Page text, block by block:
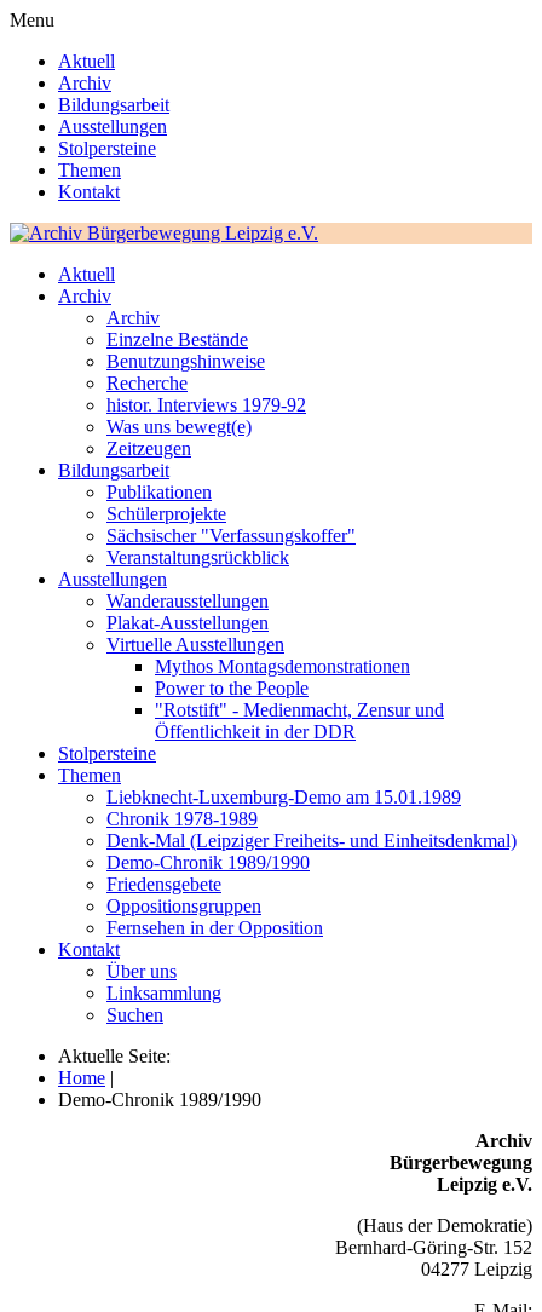
Menu
Aktuell
Archiv
Bildungsarbeit
Ausstellungen
Stolpersteine
Themen
Kontakt
Aktuell
Archiv
Archiv
Einzelne Bestände
Benutzungshinweise
Recherche
histor. Interviews 1979-92
Was uns bewegt(e)
Zeitzeugen
Bildungsarbeit
Publikationen
Schülerprojekte
Sächsischer "Verfassungskoffer"
Veranstaltungsrückblick
Ausstellungen
Wanderausstellungen
Plakat-Ausstellungen
Virtuelle Ausstellungen
Mythos Montagsdemonstrationen
Power to the People
"Rotstift" - Medienmacht, Zensur und
Öffentlichkeit in der DDR
Stolpersteine
Themen
Liebknecht-Luxemburg-Demo am 15.01.1989
Chronik 1978-1989
Denk-Mal (Leipziger Freiheits- und Einheitsdenkmal)
Demo-Chronik 1989/1990
Friedensgebete
Oppositionsgruppen
Fernsehen in der Opposition
Kontakt
Über uns
Linksammlung
Suchen
Aktuelle Seite:
Home |
Demo-Chronik 1989/1990
Archiv
Bürgerbewegung
Leipzig e.V.
(Haus der Demokratie)
Bernhard-Göring-Str. 152
04277 Leipzig